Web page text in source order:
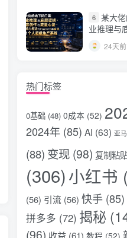
6 某大
业推理与
作与流量
与 24天前
热门标签
0基础 (48) 0成本 (52)
2024年 (85) AI (63) 亚
(88) 变现 (98) 复制粘
(306)小红书
(56) 引流 (56) 快手 (85)
拼多多 (72) 揭秘
(96) 收益 (61)